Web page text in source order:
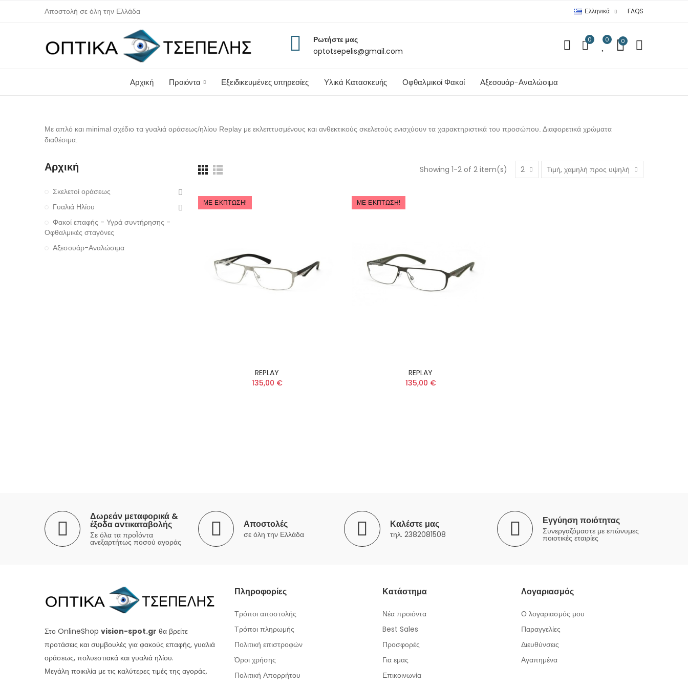
Αποστολή σε όλη την Ελλάδα Ελληνικά FAQS
Ρωτήστε μας
optotsepelis@gmail.com
0 0 0
Αρχική Προιόντα Εξειδικευμένες υπηρεσίες Υλικά Κατασκευής Οφθαλμικοί Φακοί Αξεσουάρ-Αναλώσιμα
Με απλό και minimal σχέδιο τα γυαλιά οράσεως/ηλίου Replay με εκλεπτυσμένους και ανθεκτικούς σκελετούς ενισχύουν τα χαρακτηριστικά του προσώπου. Διαφορετικά χρώματα
διαθέσιμα.
Showing 1-2 of 2 item(s) 2 Τιμή, χαμηλή προς υψηλή
ΜΕ ΈΚΠΤΩΣΗ!
REPLAY
135,00 €
ΜΕ ΈΚΠΤΩΣΗ!
REPLAY
135,00 €
Αρχική
Σκελετοί οράσεως
Γυαλιά Ηλίου
Φακοί επαφής - Υγρά συντήρησης -
Οφθαλμικές σταγόνες
Αξεσουάρ-Αναλώσιμα
Δωρεάν μεταφορικά &
έξοδα αντικαταβολής
Σε όλα τα προΪόντα
ανεξαρτήτως ποσού αγοράς
Αποστολές
σε όλη την Ελλάδα
Καλέστε μας
τηλ. 2382081508
Εγγύηση ποιότητας
Συνεργαζόμαστε με επώνυμες
ποιοτικές εταιρίες
Στο OnlineShop vision-spot.gr θα βρείτε
προτάσεις και συμβουλές για φακούς επαφής, γυαλιά
οράσεως, πολυεστιακά και γυαλιά ηλίου.
Μεγάλη ποικιλία με τις καλύτερες τιμές της αγοράς.
Πληροφορίες
Τρόποι αποστολής
Τρόποι πληρωμής
Πολιτική επιστροφών
Όροι χρήσης
Πολιτική Απορρήτου
Κατάστημα
Νέα προιόντα
Best Sales
Προσφορές
Για εμας
Επικοινωνία
Λογαριασμός
Ο λογαριασμός μου
Παραγγελίες
Διευθύνσεις
Αγαπημένα